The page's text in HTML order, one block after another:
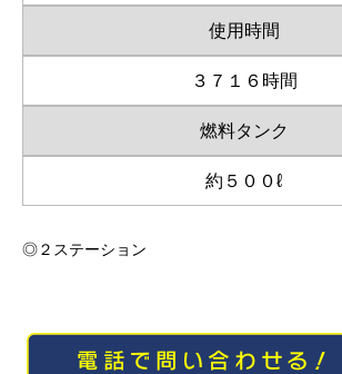
使用時間
３７１６時間
燃料タンク
約５００ℓ
◎２ステーション